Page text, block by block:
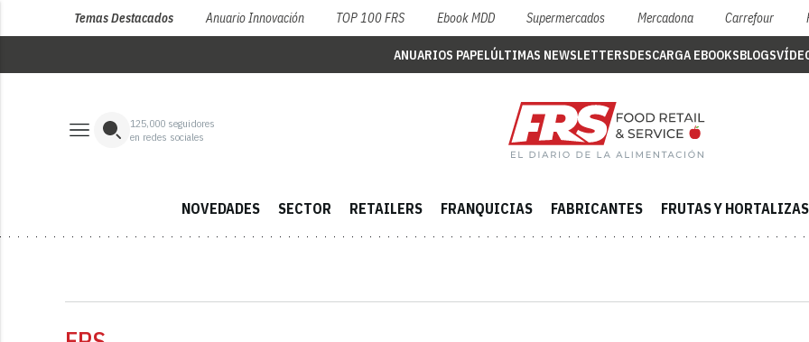
Temas Destacados Anuario Innovación TOP 100 FRS Ebook MDD Supermercados Mercadona Carrefour
ANUARIOS PAPELÚLTIMAS NEWSLETTERSDESCARGA EBOOKSBLOGS
125,000 seguidores
en redes sociales
NOVEDADES SECTOR RETAILERS FRANQUICIAS FABRICANTES FRUTAS Y HORTALIZAS